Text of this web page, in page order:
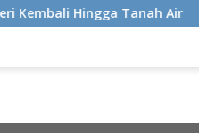
Tanah Air